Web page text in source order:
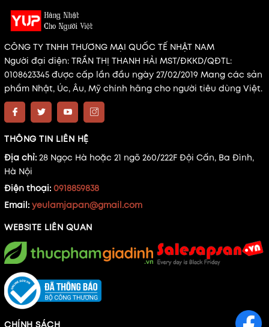
CÔNG TY TNHH THƯƠNG MẠI QUỐC TẾ NHẬT NAM
Người đại diện: TRẦN THỊ THANH HẢI MST/ĐKKD/QĐTL:
0108623345 được cấp lần đầu ngày 27/02/2019 Mang các sản
phẩm Nhật, Úc, Âu, Mỹ chính hãng cho người tiêu dùng Việt.
THÔNG TIN LIÊN HỆ
Địa chỉ: 28 Ngọc Hà hoặc 21 ngõ 260/222F Đội Cấn, Ba Đình,
Hà Nội
Điện thoại: 0918859838
Email: yeulamjapan@gmail.com
WEBSITE LIÊN QUAN